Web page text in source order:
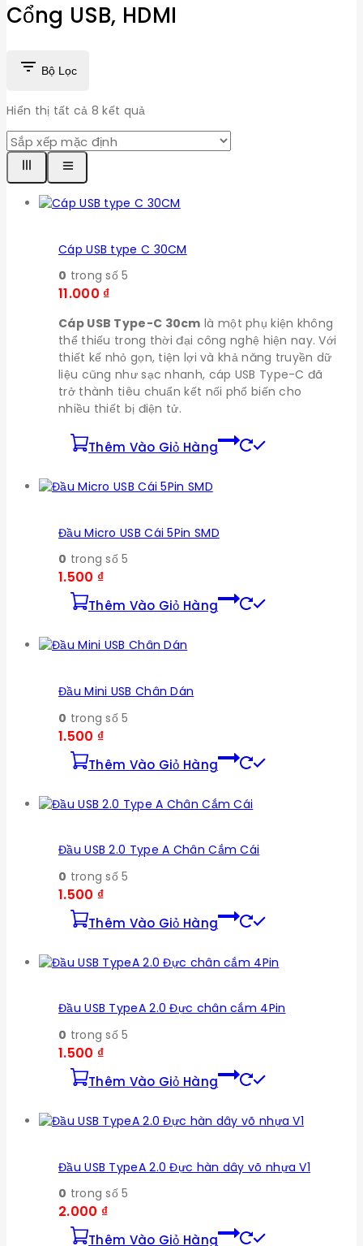
Cổng USB, HDMI
Bộ Lọc
Hiển thị tất cả 8 kết quả
Cáp USB type C 30CM
0 trong số 5
11.000 ₫
Cáp USB Type-C 30cm là một phụ kiện không
thể thiếu trong thời đại công nghệ hiện nay. Với
thiết kế nhỏ gọn, tiện lợi và khả năng truyền dữ
liệu cũng như sạc nhanh, cáp USB Type-C đã
trở thành tiêu chuẩn kết nối phổ biến cho
nhiều thiết bị điện tử.
Thêm Vào Giỏ Hàng
Đầu Micro USB Cái 5Pin SMD
0 trong số 5
1.500 ₫
Thêm Vào Giỏ Hàng
Đầu Mini USB Chân Dán
0 trong số 5
1.500 ₫
Thêm Vào Giỏ Hàng
Đầu USB 2.0 Type A Chân Cắm Cái
0 trong số 5
1.500 ₫
Thêm Vào Giỏ Hàng
Đầu USB TypeA 2.0 Đực chân cắm 4Pin
0 trong số 5
1.500 ₫
Thêm Vào Giỏ Hàng
Đầu USB TypeA 2.0 Đực hàn dây võ nhựa V1
0 trong số 5
2.000 ₫
Thêm Vào Giỏ Hàng